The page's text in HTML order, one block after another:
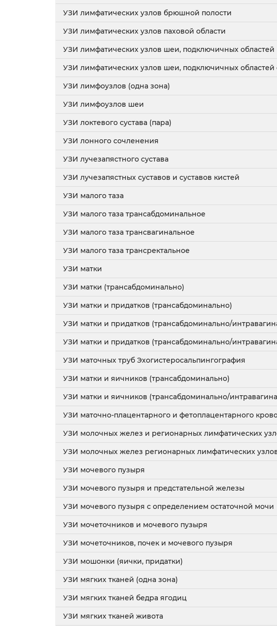
УЗИ лимфатических узлов брюшной полости
УЗИ лимфатических узлов паховой области
УЗИ лимфатических узлов шеи, подключичных областей
УЗИ лимфатических узлов шеи, подключичных
УЗИ лимфоузлов (одна зона)
УЗИ лимфоузлов шеи
УЗИ локтевого сустава (пара)
УЗИ лонного сочленения
УЗИ лучезапястного сустава
УЗИ лучезапястных суставов и суставов кистей
УЗИ малого таза
УЗИ малого таза трансабдоминальное
УЗИ малого таза трансвагинальное
УЗИ малого таза трансректальное
УЗИ матки
УЗИ матки (трансабдоминально)
УЗИ матки и придатков (трансабдоминально)
УЗИ матки и придатков (трансабдоминально/
УЗИ матки и придатков (трансабдоминально/
УЗИ маточных труб Эхогистеросальпингография
УЗИ матки и яичников (трансабдоминально)
УЗИ матки и яичников (трансабдоминально/
УЗИ маточно-плацентарного и фетоплацентарного
УЗИ молочных желез и регионарных лимфатических
УЗИ молочных желез регионарных лимфатических
УЗИ мочевого пузыря
УЗИ мочевого пузыря и предстательной железы
УЗИ мочевого пузыря с определением остаточной мочи
УЗИ мочеточников и мочевого пузыря
УЗИ мочеточников, почек и мочевого пузыря
УЗИ мошонки (яички, придатки)
УЗИ мягких тканей (одна зона)
УЗИ мягких тканей бедра ягодиц
УЗИ мягких тканей живота